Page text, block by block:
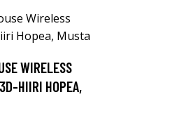
WIRELESS
HIIRI HOPEA,